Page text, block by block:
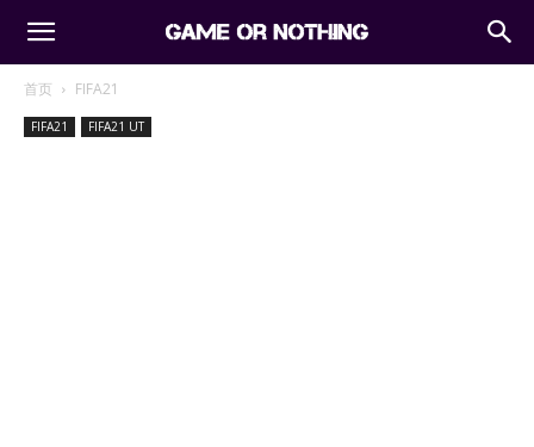
首页 FIFA21
FIFA21 FIFA21 UT